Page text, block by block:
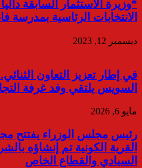
*وزيرة الاستثمار السابقة
الانتخابات الرئاسية بمدرسة
ديسمبر 12, 2023
في إطار تعزيز التعاون
السويس يلتقي وفد غرفة
مايو 6, 2026
رئيس مجلس الوزراء يفتتح
القرية الكونية تم إنشاؤه
السيادي والقطاع الخاص